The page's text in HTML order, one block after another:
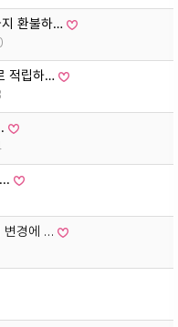
환불하…
적립하…
변경에 …